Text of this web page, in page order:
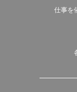
仕事を